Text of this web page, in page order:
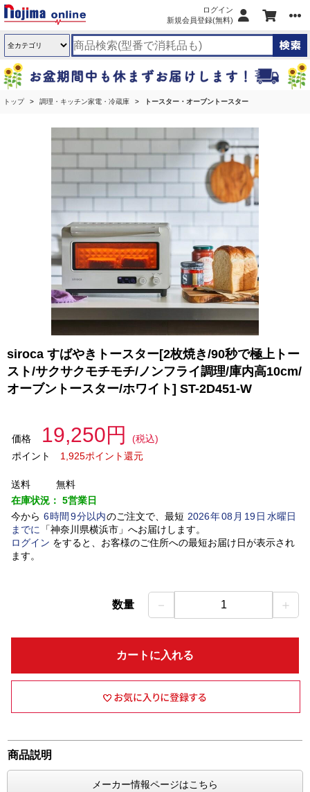
ログイン
新規会員登録(無料)
トップ 調理・キッチン家電・冷蔵庫 トースター・オーブントースター
siroca すばやきトースター[2枚焼き/90秒で極上トー
スト/サクサクモチモチ/ノンフライ調理/庫内高10cm/
オーブントースター/ホワイト] ST-2D451-W
価格 19,250円
(税込)
ポイント
1,925ポイント還元
送料
無料
在庫状況： 5営業日
今から 6時間 9分以内のご注文で、最短 2026年08 月 19日水曜日
までに
「神奈川県横浜市」 へお届けします。
ログイン をすると、お客様のご住所への最短お届け日が表示され
ます。
数量 － 1 ＋
カートに入れる
商品説明
メーカー情報ページはこちら